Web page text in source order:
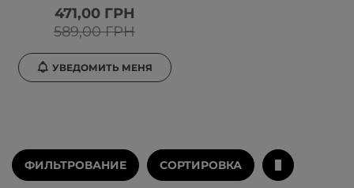
589,00 ГРН
471,00 ГРН
УВЕДОМИТЬ МЕНЯ
ФИЛЬТРОВАНИЕ СОРТИРОВКА